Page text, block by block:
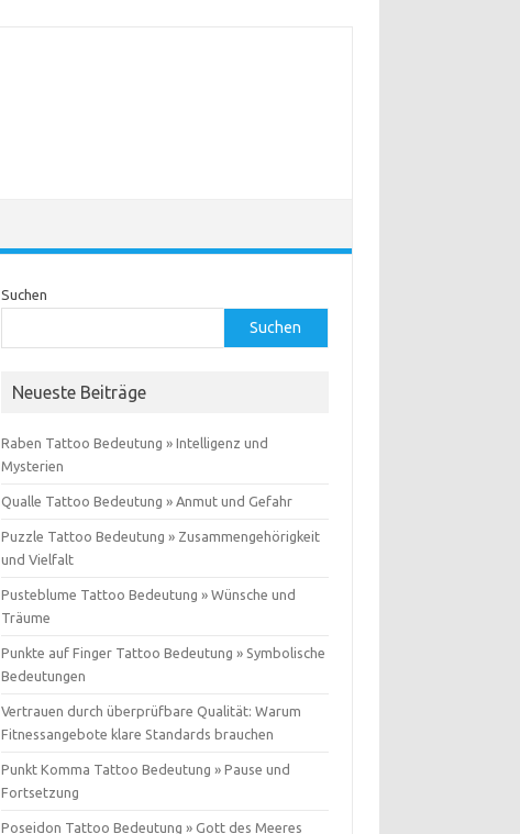
Suchen
Suchen
Neueste Beiträge
Raben Tattoo Bedeutung » Intelligenz und
Mysterien
Qualle Tattoo Bedeutung » Anmut und Gefahr
Puzzle Tattoo Bedeutung » Zusammengehörigkeit
und Vielfalt
Pusteblume Tattoo Bedeutung » Wünsche und
Träume
Punkte auf Finger Tattoo Bedeutung » Symbolische
Bedeutungen
Vertrauen durch überprüfbare Qualität: Warum
Fitnessangebote klare Standards brauchen
Punkt Komma Tattoo Bedeutung » Pause und
Fortsetzung
Poseidon Tattoo Bedeutung » Gott des Meeres